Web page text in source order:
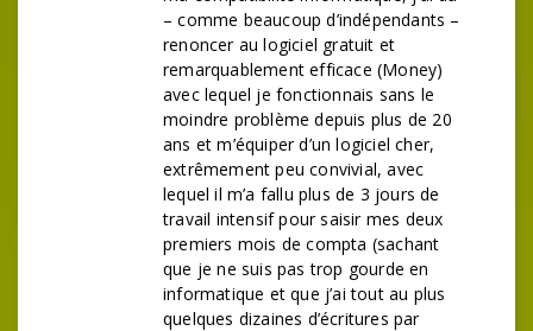
– comme beaucoup d’indépendants –
renoncer au logiciel gratuit et
remarquablement efficace (Money)
avec lequel je fonctionnais sans le
moindre problème depuis plus de 20
ans et m’équiper d’un logiciel cher,
extrêmement peu convivial, avec
lequel il m’a fallu plus de 3 jours de
travail intensif pour saisir mes deux
premiers mois de compta (sachant
que je ne suis pas trop gourde en
informatique et que j’ai tout au plus
quelques dizaines d’écritures par